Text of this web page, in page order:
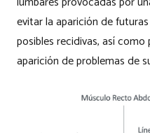
evitar la aparición de
posibles recidivas, así
aparición de problemas de